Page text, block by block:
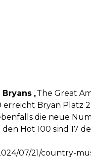
Bryans „The Great
Bryan Platz
die neue
Hot 100 sind 17
07/21/country-